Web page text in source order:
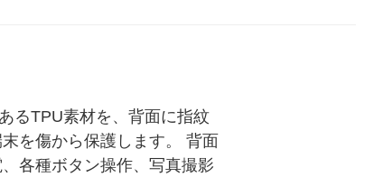
るTPU素材を、背面に指紋
を傷から保護します。 背面
各種ボタン操作、写真撮影